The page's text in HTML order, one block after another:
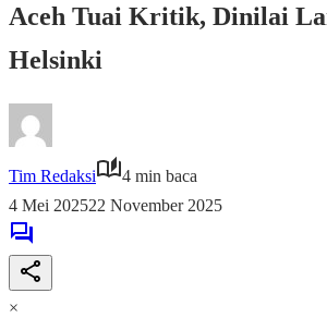
Aceh Tuai Kritik, Dinilai
Helsinki
Tim Redaksi
4 min baca
4 Mei 202522 November 2025
×